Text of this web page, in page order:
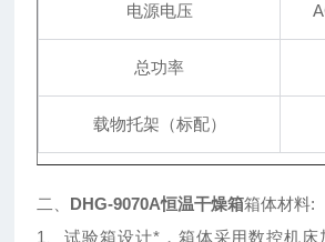
电源电压
总功率
载物托架（标配）
二、 DHG-9070A恒温干燥箱箱体材料:
1、试验箱设计*，箱体采用数控机床